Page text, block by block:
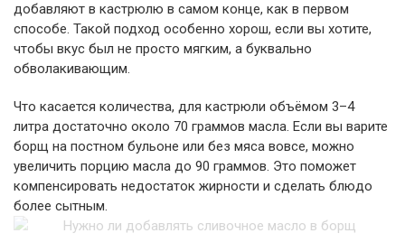
добавляют в кастрюлю в самом конце, как в первом
способе. Такой подход особенно хорош, если вы хотите,
чтобы вкус был не просто мягким, а буквально
обволакивающим.
Что касается количества, для кастрюли объёмом 3–4
литра достаточно около 70 граммов масла. Если вы варите
борщ на постном бульоне или без мяса вовсе, можно
увеличить порцию масла до 90 граммов. Это поможет
компенсировать недостаток жирности и сделать блюдо
более сытным.